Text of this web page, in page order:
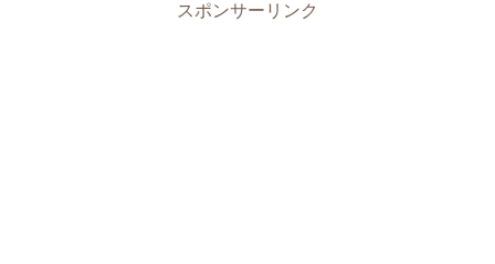
スポンサーリンク